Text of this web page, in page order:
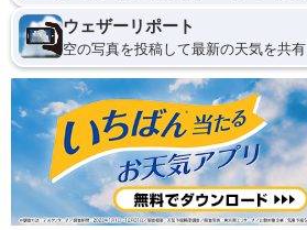
ウェザーリポート
空の写真を投稿して最新の天気を共有